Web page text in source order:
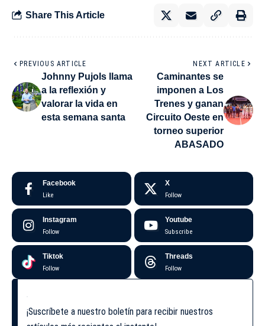
Share This Article
PREVIOUS ARTICLE
Johnny Pujols llama
a la reflexión y
valorar la vida en
esta semana santa
NEXT ARTICLE
Caminantes se
imponen a Los
Trenes y ganan
Circuito Oeste en
torneo superior
ABASADO
Facebook
Like
X
Follow
Instagram
Follow
Youtube
Subscribe
Tiktok
Follow
Threads
Follow
¡Suscríbete a nuestro boletín para recibir nuestros